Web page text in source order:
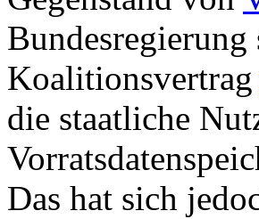
Koalitionsvertrag
die staatliche
Das hat sich